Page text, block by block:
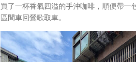
買了一杯香氣四溢的手沖咖啡，順便帶一
區間車回鶯歌取車。